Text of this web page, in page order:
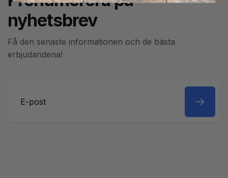
nyhetsbrev
Få den senaste informationen och de bästa
erbjudandena!